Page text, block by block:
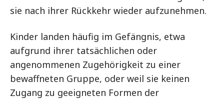
sie nach ihrer Rückkehr wieder aufzunehmen.
Kinder landen häufig im Gefängnis, etwa
aufgrund ihrer tatsächlichen oder
angenommenen Zugehörigkeit zu einer
bewaffneten Gruppe, oder weil sie keinen
Zugang zu geeigneten Formen der